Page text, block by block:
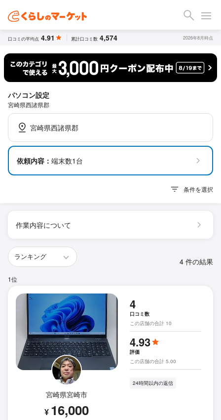
口コミの平均点 4.91 累計口コミ数 4,574 2026年8月時点
パソコン設定
宮崎県西諸県郡
宮崎県西諸県郡
依頼内容： 端末数1台
条件を選択
作業内容について
4 件の結果
1位
宮崎県宮崎市
¥ 16,000
4
口コミ数
この店舗の合計 10
4.93
評価
この店舗の合計 5.00
24時間以内の返信